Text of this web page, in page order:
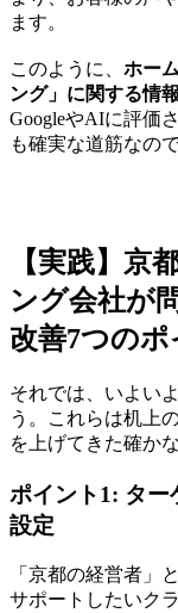
ます。
このように、 ホー
ング」に関する情
GoogleやAIに評価
も確実な道筋なので
【実践】京
ング会社が
改善7つのポ
それでは、いよい
う。これらは机上
を上げてきた確か
ポイント1: ター
設定
「京都の経営者」
サポートしたいク